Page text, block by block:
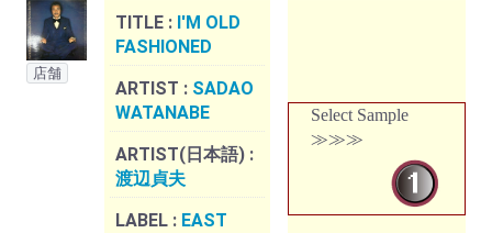
店舗
TITLE : I'M OLD
FASHIONED
ARTIST : SADAO
WATANABE
ARTIST(日本語) :
渡辺貞夫
LABEL : EAST
Select Sample
≫≫≫